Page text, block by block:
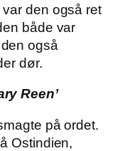
den også ret
både var
også
dør.
Reen’
på ordet.
Ostindien,